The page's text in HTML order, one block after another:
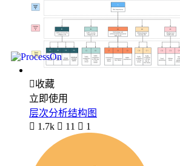
收藏
立即使用
层次分析结构图
 1.7k  11  1